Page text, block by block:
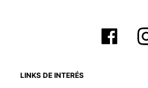
LINKS DE INTERÉS